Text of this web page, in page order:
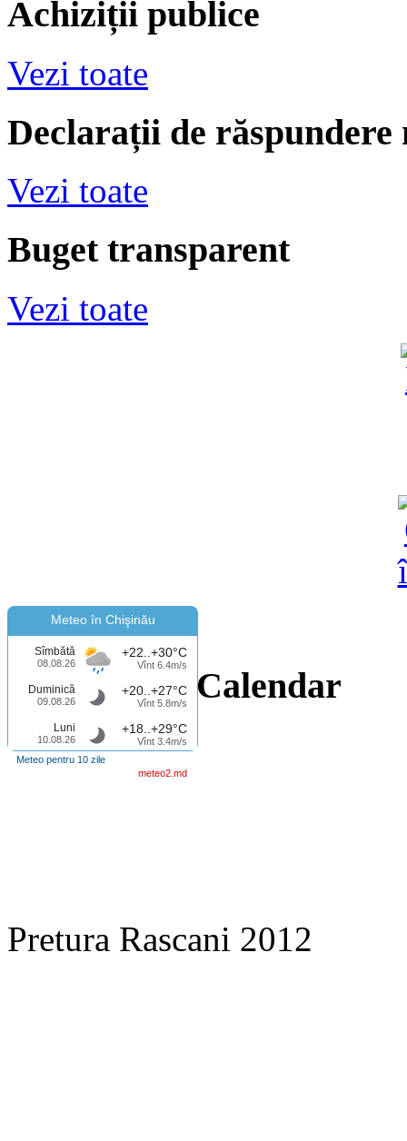
Achiziții publice
Vezi toate
Declarații de răspundere
Vezi toate
Buget transparent
Vezi toate
Meteo în Chişinău
Sîmbătă
08.08.26
+22..+30°C
Vînt 6.4m/s
Duminică
09.08.26
+20..+27°C
Vînt 5.8m/s
Luni
10.08.26
+18..+29°C
Vînt 3.4m/s
Meteo pentru 10 zile
meteo2.md
Calendar
Pretura Rascani 2012